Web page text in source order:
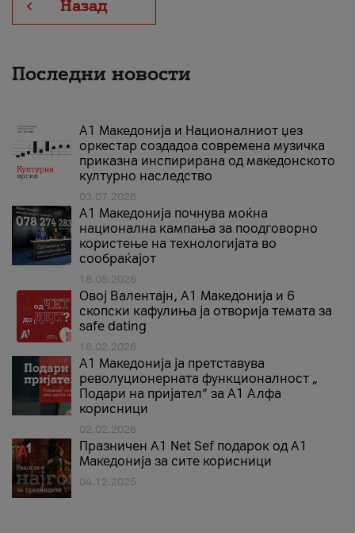
Назад
Последни новости
А1 Македонија и Националниот џез
оркестар создадоа современа музичка
приказна инспирирана од македонското
културно наследство
03.07.2026
A1 Македонија почнува моќна
национална кампања за поодговорно
користење на технологијата во
сообраќајот
18.05.2026
Овој Валентајн, A1 Македонија и 6
скопски кафулиња ја отворија темата за
safe dating
16.02.2026
А1 Македонија ја претставува
револуционерната функционалност „
Подари на пријател“ за А1 Алфа
корисници
02.02.2026
Празничен A1 Net Sеf подарок од А1
Македонија за сите корисници
04.12.2025